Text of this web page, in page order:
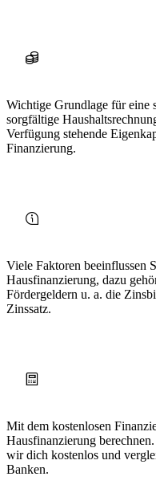
Wichtige Grundlage für eine
sorgfältige
Verfügung stehende
Finanzierung.
Viele Faktoren beeinflussen
Hausfinanzierung, dazu
Fördergeldern u. a. die
Zinssatz.
Mit dem kostenlosen
Hausfinanzierung
wir dich kostenlos und
Banken.